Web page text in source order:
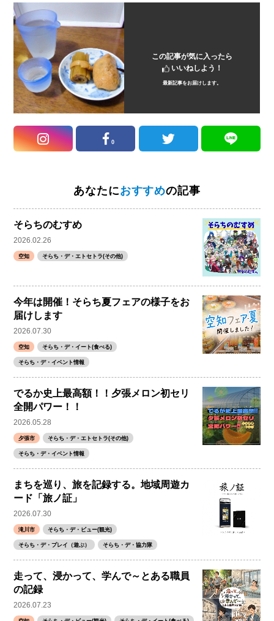
この記事が気に入ったら
いいねしよう！
最新記事をお届けします。
0
あなたにおすすめの記事
そらちのむすめ
2026.02.26
空知 そらち・デ・エトセトラ(その他)
今年は開催！そらち夏フェアの様子をお
届けします
2026.07.30
空知 そらち・デ・イート(食べる)
そらち・デ・イベント情報
でるか史上最高額！！夕張メロン初セリ
全開パワー！！
2026.05.28
夕張市 そらち・デ・エトセトラ(その他)
そらち・デ・イベント情報
まちを巡り、旅を記録する。地域周遊カ
ード「旅ノ証」
2026.07.30
滝川市 そらち・デ・ビュー(観光)
そらち・デ・プレイ（遊ぶ） そらち・デ・協力隊
走って、浸かって、学んで～とある職員
の記録
2026.07.23